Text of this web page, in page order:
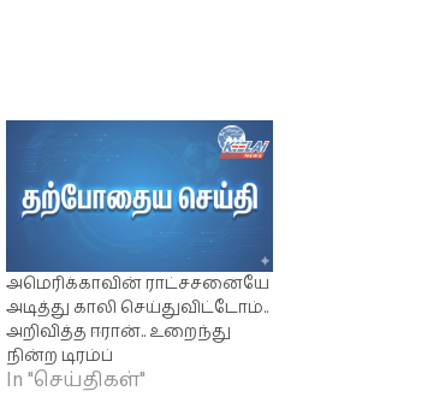
அமெரிக்காவின் ராட்சசனையே
அடித்து காலி செய்துவிட்டோம்..
அறிவித்த ஈரான்.. உறைந்து
நின்ற டிரம்ப்
In "செய்திகள்"